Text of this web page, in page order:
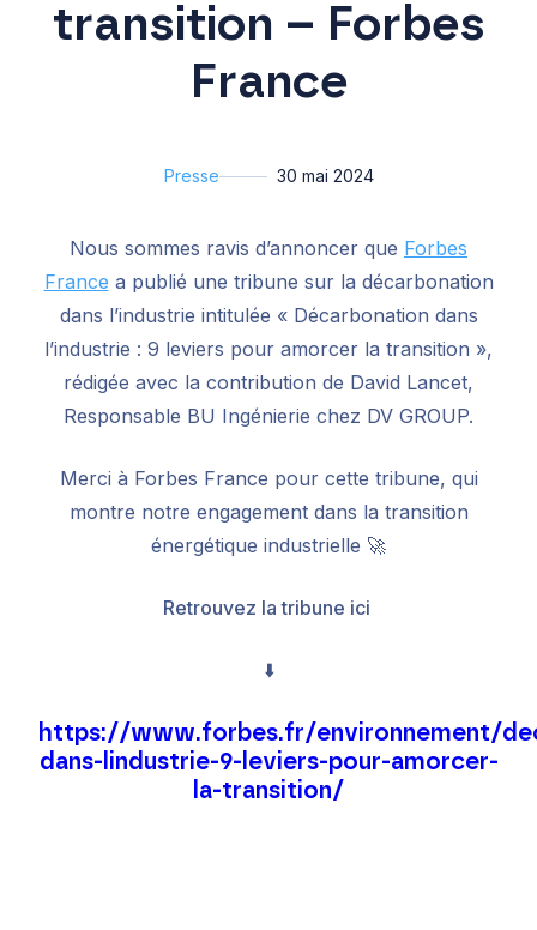
transition – Forbes
France
Presse 30 mai 2024
Nous sommes ravis d’annoncer que Forbes
France a publié une tribune sur la décarbonation
dans l’industrie intitulée « Décarbonation dans
l’industrie : 9 leviers pour amorcer la transition »,
rédigée avec la contribution de David Lancet,
Responsable BU Ingénierie chez DV GROUP.
Merci à Forbes France pour cette tribune, qui
montre notre engagement dans la transition
énergétique industrielle 🚀
Retrouvez la tribune ici
⬇️
https://www.forbes.fr/environnement/
dans-lindustrie-9-leviers-pour-amorcer-
la-transition/